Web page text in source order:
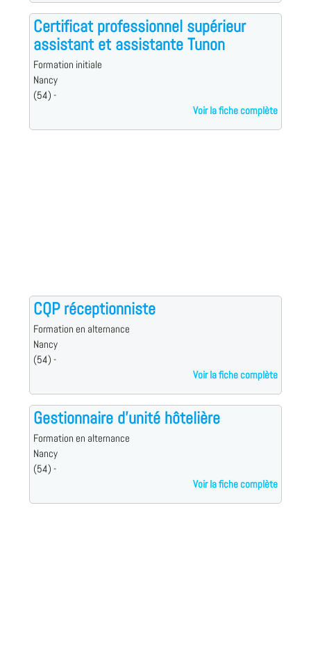
Certificat professionnel supérieur
assistant et assistante Tunon
Formation initiale
Nancy
(54) -
Voir la fiche complète
CQP réceptionniste
Formation en alternance
Nancy
(54) -
Voir la fiche complète
Gestionnaire d'unité hôtelière
Formation en alternance
Nancy
(54) -
Voir la fiche complète